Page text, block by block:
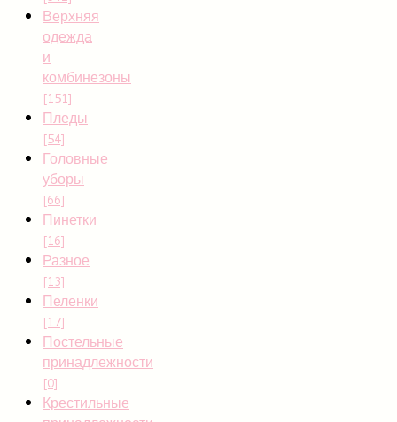
Верхняя
одежда
и
комбинезоны
[151]
Пледы
[54]
Головные
уборы
[66]
Пинетки
[16]
Разное
[13]
Пеленки
[17]
Постельные
принадлежности
[0]
Крестильные